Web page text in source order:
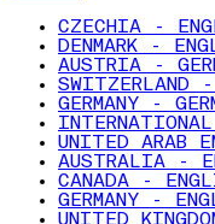
CZECHIA -
DENMARK -
AUSTRIA -
SWITZERLAND -
GERMANY -
UNITED ARAB
AUSTRALIA -
CANADA -
GERMANY -